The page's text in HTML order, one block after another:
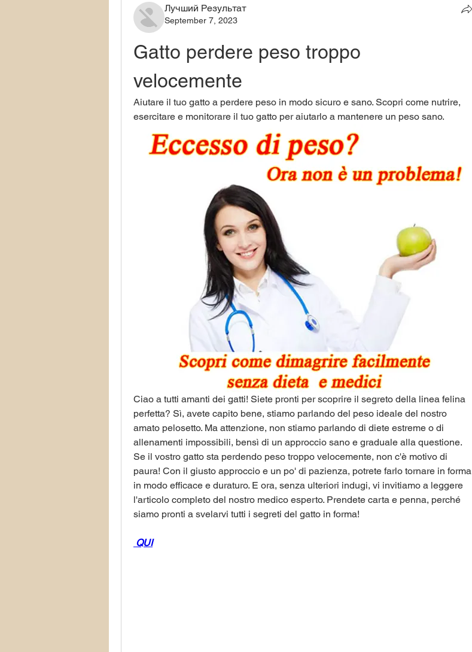
Лучший Результат
September 7, 2023
Gatto perdere peso troppo
velocemente
Aiutare il tuo gatto a perdere peso in modo sicuro e sano. Scopri come nutrire,
esercitare e monitorare il tuo gatto per aiutarlo a mantenere un peso sano.
Ciao a tutti amanti dei gatti! Siete pronti per scoprire il segreto della linea felina
perfetta? Sì, avete capito bene, stiamo parlando del peso ideale del nostro
amato pelosetto. Ma attenzione, non stiamo parlando di diete estreme o di
allenamenti impossibili, bensì di un approccio sano e graduale alla questione.
Se il vostro gatto sta perdendo peso troppo velocemente, non c'è motivo di
paura! Con il giusto approccio e un po' di pazienza, potrete farlo tornare in forma
in modo efficace e duraturo. E ora, senza ulteriori indugi, vi invitiamo a leggere
l'articolo completo del nostro medico esperto. Prendete carta e penna, perché
siamo pronti a svelarvi tutti i segreti del gatto in forma!
QUI